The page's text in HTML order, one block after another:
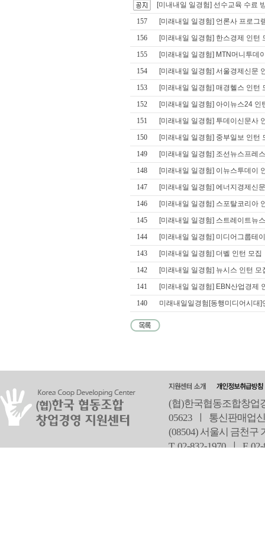
[미내내일 일경험] 선수교육 수료
157
[미래내일 일경험] 언론사 프로그
156
[미래내일 일경험] 한스경제 인턴
155
[미래내일 일경험] MTN머니투데
154
[미래내일 일경험] 서울경제신문
153
[미래내일 일경험] 매경헬스 인턴
152
[미래내일 일경험] 아이뉴스24 인
151
[미래내일 일경험] 투데이신문사
150
[미래내일 일경험] 중부일보 인턴
149
[미래내일 일경험] 조선뉴스프레
148
[미래내일 일경험] 이뉴스투데이
147
[미래내일 일경험] 에너지경제신
146
[미래내일 일경험] 스포탈코리아
145
[미래내일 일경험] 스트레이트뉴
144
[미래내일 일경험] 미디어그룹테
143
[미래내일 일경험] 더벨 인턴 모집
142
[미래내일 일경험] 뉴시스 인턴 모
141
[미래내일 일경험] EBN산업경제
140
미래내일일경험[동행미디어시대
(협)한국협동조합창업
05623 ㅣ 통신판매업
(08504) 서울시 금천구
T 02-832-1970 ㅣF